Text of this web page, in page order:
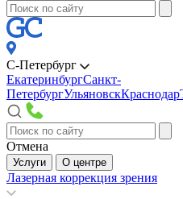
С-Петербург
ЕкатеринбургСанкт-
ПетербургУльяновскКраснодар
Отмена
Услуги О центре
Лазерная коррекция зрения